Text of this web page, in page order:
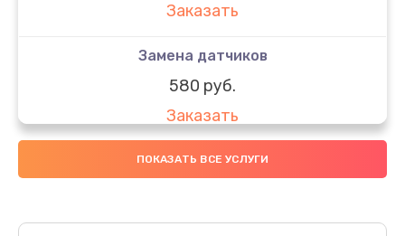
Заказать
Замена датчиков
580 руб.
Заказать
Комплексная чистка
Заказать
ПОКАЗАТЬ ВСЕ УСЛУГИ